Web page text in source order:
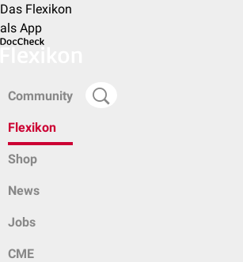
Das Flexikon
als App
Community
Flexikon
Shop
News
Jobs
CME